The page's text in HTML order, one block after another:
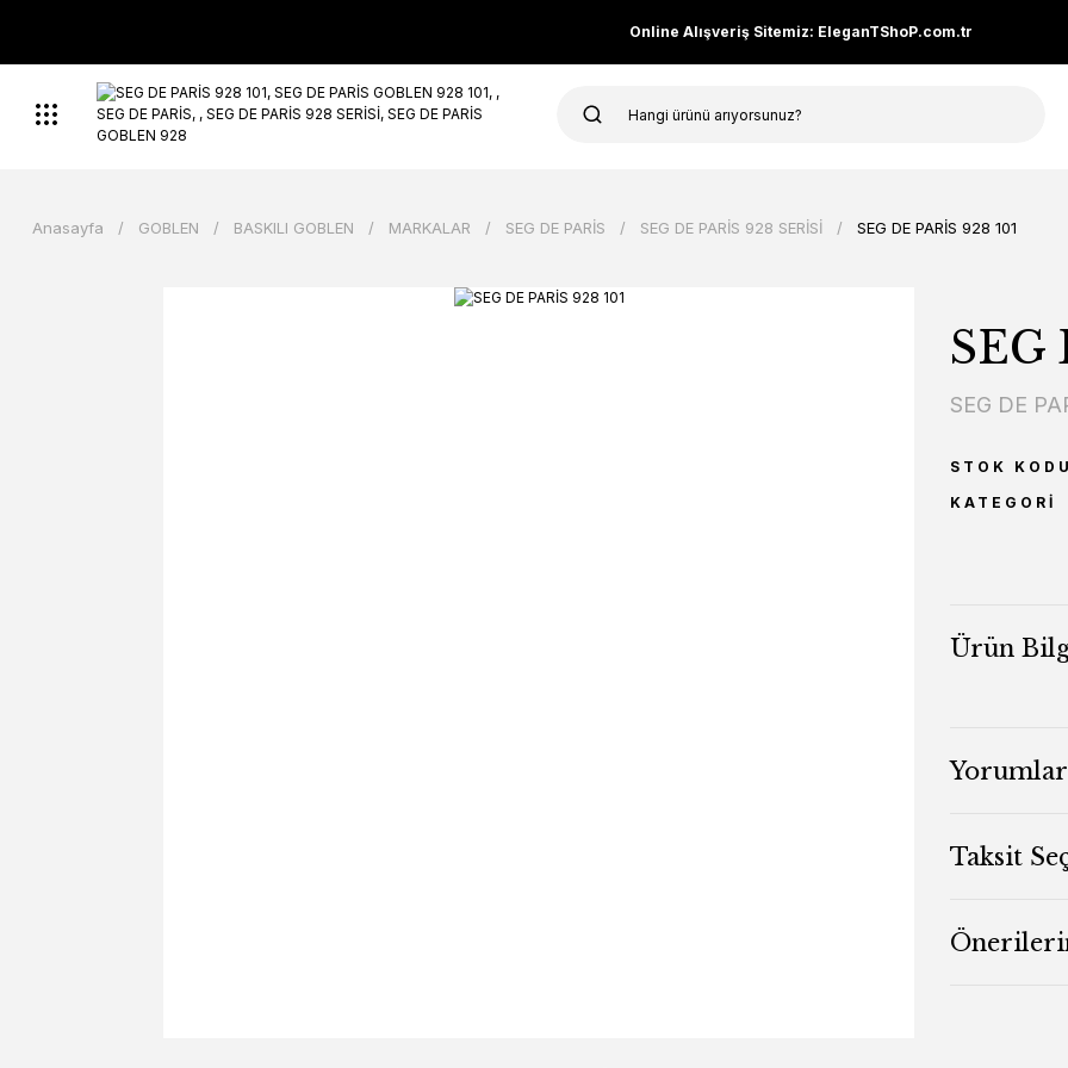
Online Alışveriş Sitemiz: EleganTShoP.com.tr
Anasayfa GOBLEN BASKILI GOBLEN MARKALAR SEG DE PARİS SEG DE PARİS 928 SERİSİ SEG DE PARİS 928 101
SEG
SEG DE
STOK KODU
KATEGORI
Ürün
Yorumlar
Taksit